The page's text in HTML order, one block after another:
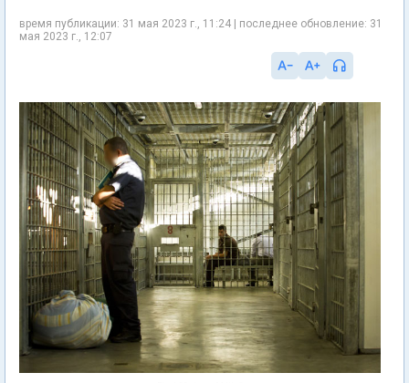
время публикации: 31 мая 2023 г., 11:24 | последнее обновление: 31
мая 2023 г., 12:07